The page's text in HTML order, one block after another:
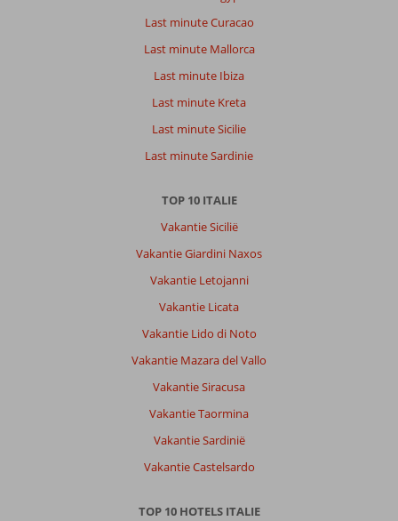
Last minute Curacao
Last minute Mallorca
Last minute Ibiza
Last minute Kreta
Last minute Sicilie
Last minute Sardinie
TOP 10 ITALIE
Vakantie Sicilië
Vakantie Giardini Naxos
Vakantie Letojanni
Vakantie Licata
Vakantie Lido di Noto
Vakantie Mazara del Vallo
Vakantie Siracusa
Vakantie Taormina
Vakantie Sardinië
Vakantie Castelsardo
TOP 10 HOTELS ITALIE